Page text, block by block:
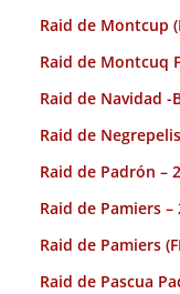
Raid de Montcup
Raid de Montcuq
Raid de Navidad -
Raid de
Raid de Padrón –
Raid de Pamiers –
Raid de Pamiers
Raid de Pascua